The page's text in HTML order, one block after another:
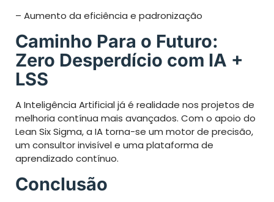
– Aumento da eficiência e padronização
Caminho Para o Futuro:
Zero Desperdício com IA +
LSS
A Inteligência Artificial já é realidade nos projetos de
melhoria contínua mais avançados. Com o apoio do
Lean Six Sigma, a IA torna-se um motor de precisão,
um consultor invisível e uma plataforma de
aprendizado contínuo.
Conclusão